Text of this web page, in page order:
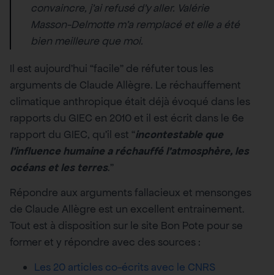
convaincre, j’ai refusé d’y aller. Valérie
Masson-Delmotte m’a remplacé et elle a été
bien meilleure que moi.
Il est aujourd’hui “facile” de réfuter tous les
arguments de Claude Allègre. Le réchauffement
climatique anthropique était déjà évoqué dans les
rapports du GIEC en 2010 et il est écrit dans le 6e
rapport du GIEC, qu’il est “incontestable que
l’influence humaine a réchauffé l’atmosphère, les
océans et les terres.”
Répondre aux arguments fallacieux et mensonges
de Claude Allègre est un excellent entrainement.
Tout est à disposition sur le site Bon Pote pour se
former et y répondre avec des sources :
Les 20 articles co-écrits avec le CNRS